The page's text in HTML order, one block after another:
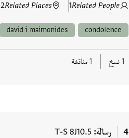
Related People
1
Related Places
2
condolence
david i maimonides
1 نسخ 1 مناقشة
4 رسالة T-S 8J10.5